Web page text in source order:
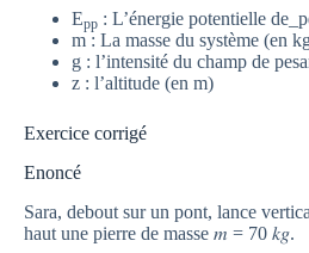
Epp : L’énergie potentielle
m : La masse du système (en
g : l’intensité du champ de
z : l’altitude (en m)
Exercice corrigé
Enoncé
Sara, debout sur un pont, lance
haut une pierre de masse 𝑚 = 70 𝑘𝑔.